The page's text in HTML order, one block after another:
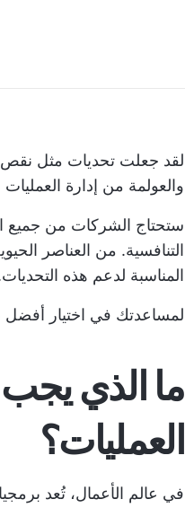
لقد جعلت تحديات مثل نقص
والعولمة من إدارة
ستحتاج الشركات من جميع
التنافسية. من العناصر
المناسبة لدعم هذه
لمساعدتك في اختيار أفضل
ما الذي
العمليات؟
في عالم الأعمال، تُعد